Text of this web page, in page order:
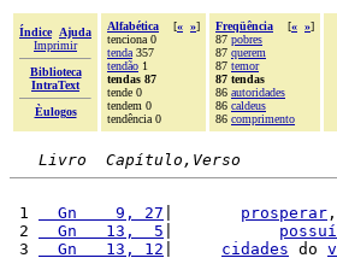
Índice
Ajuda
Imprimir
Biblioteca
IntraText
Èulogos
Alfabética [« »]
tenciona 0
tenda 357
tendão 1
tendas 87
tende 0
tendem 0
tendência 0
Freqüência [« »]
87 pobres
87 querem
87 temor
87 tendas
86 autoridades
86 caldeus
86 comprimento
Livro  Capítulo,Verso
1
  Gn    9, 27
prosperar ,
2
  Gn   13,  5
3
  Gn   13, 12
cidades do